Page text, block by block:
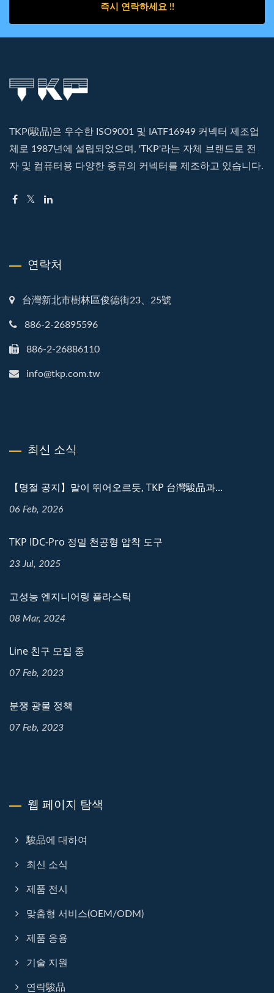
즉시 연락하세요 !!
TKP(駿品)은 우수한 ISO9001 및 IATF16949 커넥터 제조업
체로 1987년에 설립되었으며, 'TKP'라는 자체 브랜드로 전
자 및 컴퓨터용 다양한 종류의 커넥터를 제조하고 있습니다.
연락처
台灣新北市樹林區俊德街23、25號
886-2-26895596
886-2-26886110
info@tkp.com.tw
최신 소식
【명절 공지】말이 뛰어오르듯, TKP 台灣駿品과...
06 Feb, 2026
TKP IDC-Pro 정밀 천공형 압착 도구
23 Jul, 2025
고성능 엔지니어링 플라스틱
08 Mar, 2024
Line 친구 모집 중
07 Feb, 2023
분쟁 광물 정책
07 Feb, 2023
웹 페이지 탐색
駿品에 대하여
최신 소식
제품 전시
맞춤형 서비스(OEM/ODM)
제품 응용
기술 지원
연락駿品